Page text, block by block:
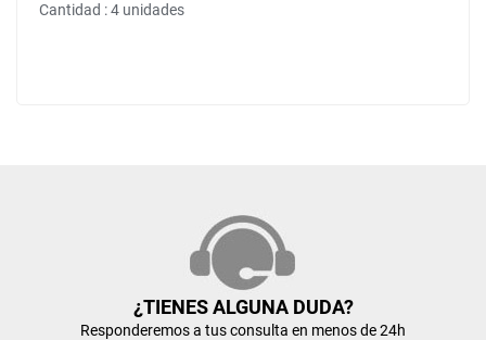
Cantidad : 4 unidades
¿TIENES ALGUNA DUDA?
Responderemos a tus consulta en menos de 24h